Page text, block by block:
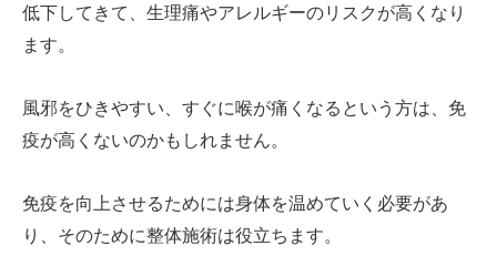
低下してきて、生理痛やアレルギーのリスクが高くなり
ます。
風邪をひきやすい、すぐに喉が痛くなるという方は、免
疫が高くないのかもしれません。
免疫を向上させるためには身体を温めていく必要があ
り、そのために整体施術は役立ちます。